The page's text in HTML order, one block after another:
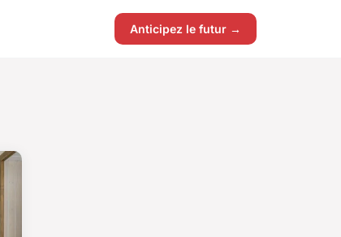
Anticipez le futur →